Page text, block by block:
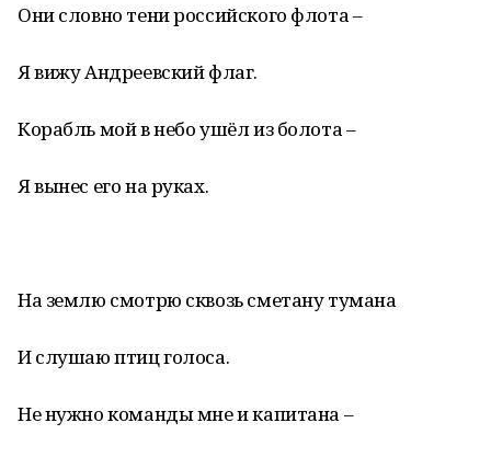
Они словно тени российского флота –
Я вижу Андреевский флаг.
Корабль мой в небо ушёл из болота –
Я вынес его на руках.
На землю смотрю сквозь сметану тумана
И слушаю птиц голоса.
Не нужно команды мне и капитана –